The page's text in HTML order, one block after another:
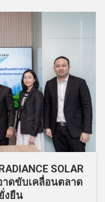
SOLAR
ดขับเคลื่อนตลาด
งยืน